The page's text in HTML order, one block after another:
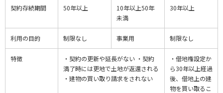
契約存続期間 50年以上
10年以上50年
未満
30年以上
利用の目的 制限なし 事業用 制限なし
特徴
・契約の更新や延長がない ・契約
満了時には更地で土地が返還される
・建物の買い取り請求をされない
・借地権設定か
ら30年以上経過
後、借地上の建
物を買い取るこ